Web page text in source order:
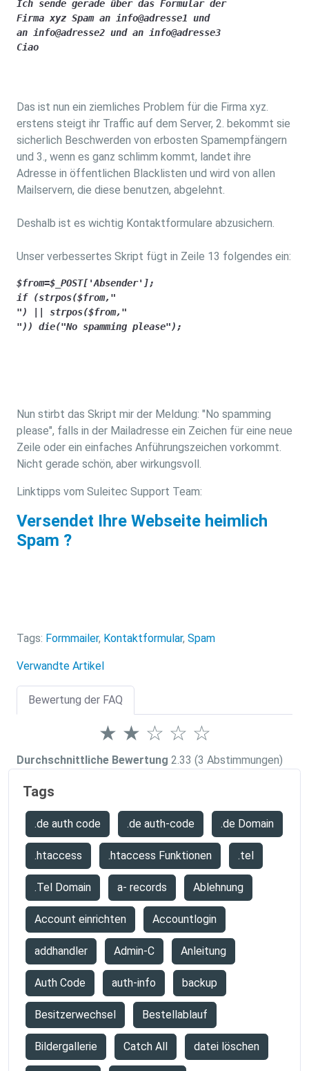
Ich sende gerade über das Formular der
Firma xyz Spam an info@adresse1 und
an info@adresse2 und an info@adresse3
Ciao
Das ist nun ein ziemliches Problem für die Firma xyz.
erstens steigt ihr Traffic auf dem Server, 2. bekommt sie
sicherlich Beschwerden von erbosten Spamempfängern
und 3., wenn es ganz schlimm kommt, landet ihre
Adresse in öffentlichen Blacklisten und wird von allen
Mailservern, die diese benutzen, abgelehnt.
Deshalb ist es wichtig Kontaktformulare abzusichern.
Unser verbessertes Skript fügt in Zeile 13 folgendes ein:
$from=$_POST['Absender'];
if (strpos($from,"
") || strpos($from,"
")) die("No spamming please");
Nun stirbt das Skript mir der Meldung: "No spamming
please", falls in der Mailadresse ein Zeichen für eine neue
Zeile oder ein einfaches Anführungszeichen vorkommt.
Nicht gerade schön, aber wirkungsvoll.
Linktipps vom Suleitec Support Team:
Versendet Ihre Webseite heimlich
Spam ?
Tags: Formmailer, Kontaktformular, Spam
Verwandte Artikel
Bewertung der FAQ
☆
☆
☆
★
★
Durchschnittliche Bewertung 2.33 (3 Abstimmungen)
Tags
.de auth code .de auth-code .de Domain
.htaccess .htaccess Funktionen .tel
.Tel Domain a- records Ablehnung
Account einrichten Accountlogin
addhandler Admin-C Anleitung
Auth Code auth-info backup
Besitzerwechsel Bestellablauf
Bildergallerie Catch All datei löschen